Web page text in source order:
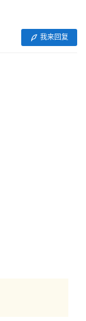
我来回复